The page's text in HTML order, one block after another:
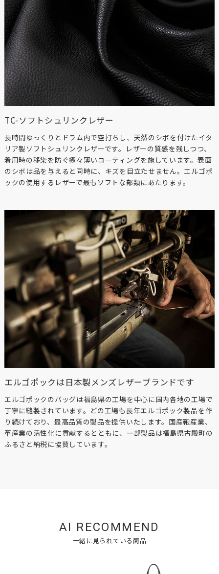
TC-ソフトシュリンクレザー
長時間ゆっくりとドラム内で空打ちし、天然のシボを付けたイタ
リア製ソフトシュリンクレザーです。レザーの質感を残しつつ、
着用時の移染を防ぐ極々薄いコーティングを施しています。表面
のシボは品を与えると同時に、キズを目立たせません。エルゴポ
ックの使用するレザーで最もソフトな部類にあたります。
エルゴポックは日本製メンズレザーブランドです
エルゴポックのバッグは福島県の工場を中心に国内各地の工場で
丁寧に縫製されています。どの工場も長年エルゴポック製品を作
り続けており、最高品質の製品を提供いたします。国産鞄産業、
革産業の活性化に貢献するとともに、一部製品は福島県古殿町の
ふるさと納税に協賛しています。
AI RECOMMEND
一緒に見られている商品